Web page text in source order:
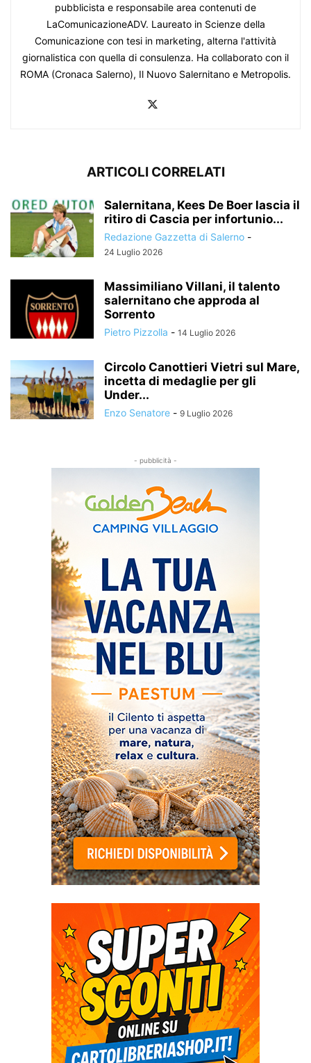
pubblicista e responsabile area contenuti de
LaComunicazioneADV. Laureato in Scienze della
Comunicazione con tesi in marketing, alterna l'attività
giornalistica con quella di consulenza. Ha collaborato con il
ROMA (Cronaca Salerno), Il Nuovo Salernitano e Metropolis.
ARTICOLI CORRELATI
Salernitana, Kees De Boer lascia il
ritiro di Cascia per infortunio...
Redazione Gazzetta di Salerno -
24 Luglio 2026
Massimiliano Villani, il talento
salernitano che approda al
Sorrento
Pietro Pizzolla - 14 Luglio 2026
Circolo Canottieri Vietri sul Mare,
incetta di medaglie per gli
Under...
Enzo Senatore - 9 Luglio 2026
- pubblicità -